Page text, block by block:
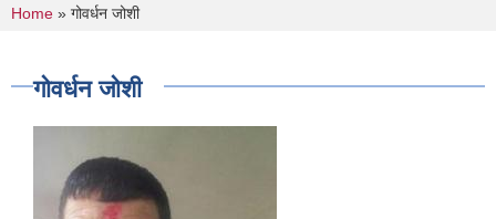
You are here
Home » गोवर्धन जोशी
गोवर्धन जोशी